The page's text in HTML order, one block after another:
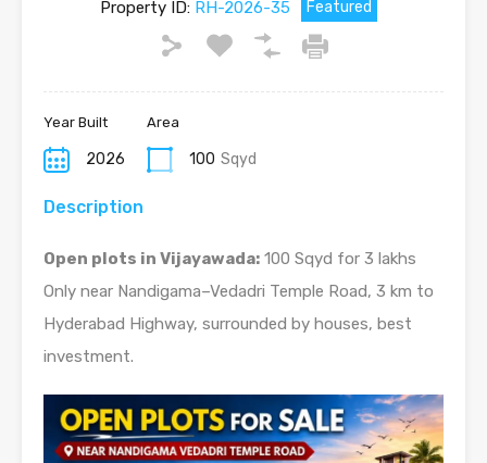
Property ID:RH-2026-35 Featured
Year Built
2026
Area
100 Sqyd
Description
Open plots in Vijayawada: 100 Sqyd for 3 lakhs
Only near Nandigama–Vedadri Temple Road, 3 km to
Hyderabad Highway, surrounded by houses, best
investment.